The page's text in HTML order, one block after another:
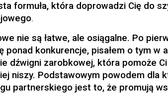
formuła, która doprowadzi Cię do
.
nie są łatwe, ale osiągalne. Po
ponad konkurencje, pisałem o tym w
dźwigni zarobkowej, która pomoże
niszy. Podstawowym powodem dla
partnerskiego jest to, że promują